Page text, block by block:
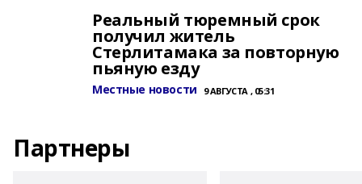
Реальный тюремный срок
получил житель
Стерлитамака за повторную
пьяную езду
Местные новости 9 АВГУСТА , 05:31
Партнеры